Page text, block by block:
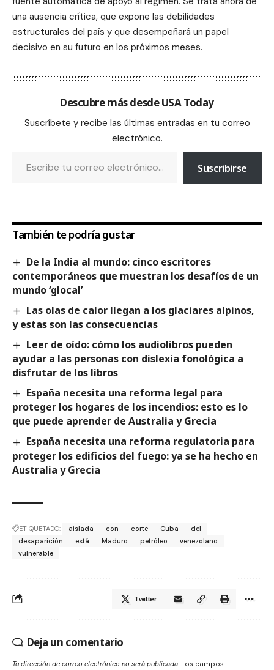
una ausencia crítica, que expone las debilidades
estructurales del país y que desempeñará un papel
decisivo en su futuro en los próximos meses.
Descubre más desde USA Today
Suscríbete y recibe las últimas entradas en tu correo
electrónico.
Suscribirse
También te podría gustar
De la India al mundo: cinco escritores
contemporáneos que muestran los desafíos de un
mundo ‘glocal’
Las olas de calor llegan a los glaciares alpinos,
y estas son las consecuencias
Leer de oído: cómo los audiolibros pueden
ayudar a las personas con dislexia fonológica a
disfrutar de los libros
España necesita una reforma legal para
proteger los hogares de los incendios: esto es lo
que puede aprender de Australia y Grecia
España necesita una reforma regulatoria para
proteger los edificios del fuego: ya se ha hecho en
Australia y Grecia
ETIQUETADO: aislada con corte Cuba
del
desaparición
está Maduro petróleo
venezolano
vulnerable
Twitter
Deja un comentario
Tu dirección de correo electrónico no será publicada. Los campos